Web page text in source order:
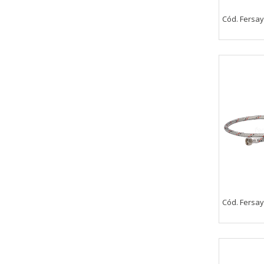
Cód.
Cód.
CONFIGURACIÓN DE
Estas cookies son necesarias
navegador para bloquear o
información de identificación
Cookies de rendimiento
estas cookies es agregada y,